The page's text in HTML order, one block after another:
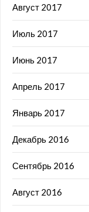
Август 2017
Июль 2017
Июнь 2017
Апрель 2017
Январь 2017
Декабрь 2016
Сентябрь 2016
Август 2016